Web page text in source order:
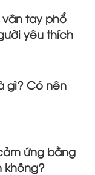
tay phổ
yêu thích
gì? Có nên
ứng bằng
không?